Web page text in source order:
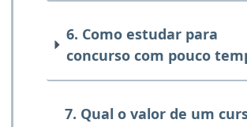
6. Como estudar para
concurso com pouco
7. Qual o valor de um